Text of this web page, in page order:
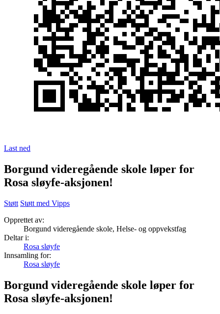
Last ned
Borgund videregående skole løper for
Rosa sløyfe-aksjonen!
Støtt Støtt med Vipps
Opprettet av:
Borgund videregående skole, Helse- og oppvekstfag
Deltar i:
Rosa sløyfe
Innsamling for:
Rosa sløyfe
Borgund videregående skole løper for
Rosa sløyfe-aksjonen!